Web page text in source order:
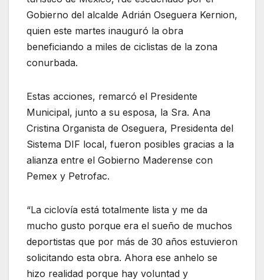
Gobierno del alcalde Adrián Oseguera Kernion,
quien este martes inauguró la obra
beneficiando a miles de ciclistas de la zona
conurbada.
Estas acciones, remarcó el Presidente
Municipal, junto a su esposa, la Sra. Ana
Cristina Organista de Oseguera, Presidenta del
Sistema DIF local, fueron posibles gracias a la
alianza entre el Gobierno Maderense con
Pemex y Petrofac.
“La ciclovía está totalmente lista y me da
mucho gusto porque era el sueño de muchos
deportistas que por más de 30 años estuvieron
solicitando esta obra. Ahora ese anhelo se
hizo realidad porque hay voluntad y